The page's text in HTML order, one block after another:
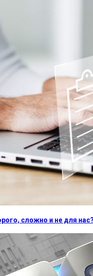
сложно и не для